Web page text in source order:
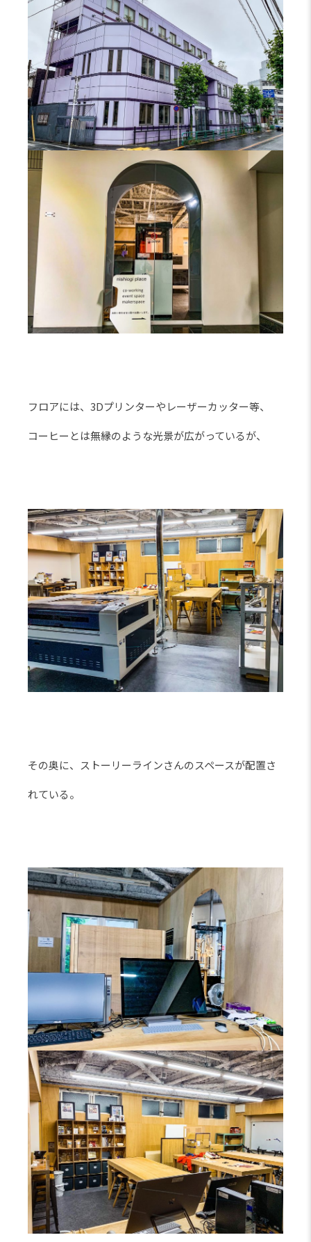
フロアには、3Dプリンターやレーザーカッター等、
コーヒーとは無縁のような光景が広がっているが、
その奥に、ストーリーラインさんのスペースが配置さ
れている。